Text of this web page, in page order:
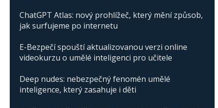
ChatGPT Atlas: nový prohlížeč, který mění způsob,
jak surfujeme po internetu
E-Bezpečí spouští aktualizovanou verzi online
videokurzu o umělé inteligenci pro učitele
Deep nudes: nebezpečný fenomén umělé
inteligence, který zasahuje i děti